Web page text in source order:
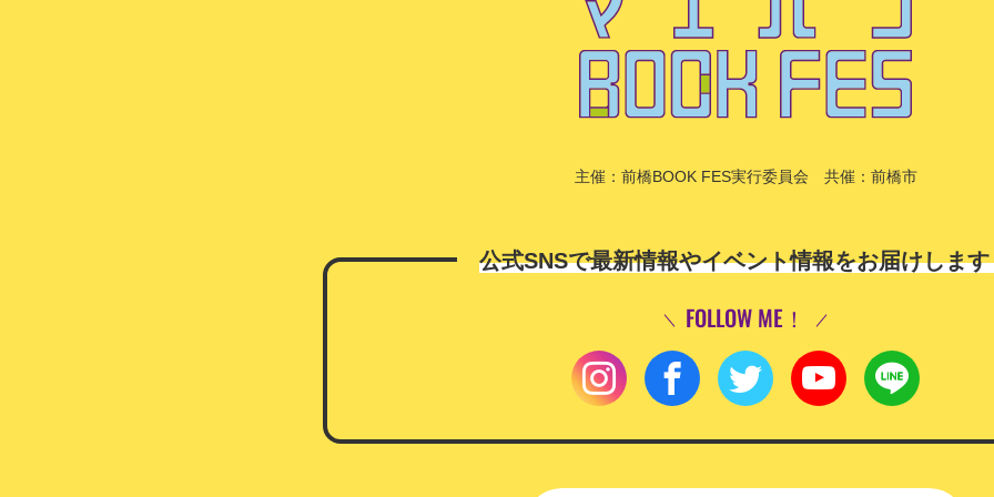
主催：前橋BOOK FES実行委員会 共催：前橋市
公式SNSで最新情報やイベント情報をお届けします
FOLLOW ME！